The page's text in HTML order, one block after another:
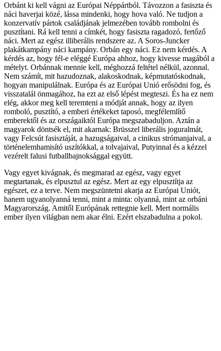
Orbánt ki kell vágni az Európai Néppártból. Távozzon a fasiszta és
náci haverjai közé, lássa mindenki, hogy hova való. Ne tudjon a
konzervatív pártok családjának jelmezében tovább rombolni és
pusztítani. Rá kell tenni a címkét, hogy fasiszta ragadozó, fertőző
náci. Mert az egész illiberális rendszere az. A Soros-Juncker
plakátkampány náci kampány. Orbán egy náci. Ez nem kérdés. A
kérdés az, hogy fél-e eléggé Európa ahhoz, hogy kivesse magából a
mételyt. Orbánnak mennie kell, méghozzá feltétel nélkül, azonnal.
Nem számít, mit hazudoznak, alakoskodnak, képmutatóskodnak,
hogyan manipulálnak. Európa és az Európai Unió erősödni fog, és
visszatalál önmagához, ha ezt az első lépést megteszi. És ha ez nem
elég, akkor meg kell teremteni a módját annak, hogy az ilyen
romboló, pusztító, a emberi értékeket taposó, megfélemlítő
emberektől és az országaiktól Európa megszabaduljon. Aztán a
magyarok döntsék el, mit akarnak: Brüsszel liberális joguralmát,
vagy Felcsút fasisztáját, a hazugságaival, a cinikus strómanjaival, a
történelemhamisító uszítókkal, a tolvajaival, Putyinnal és a kézzel
vezérelt falusi futballbajnoksággal együtt.
Vagy egyet kivágnak, és megmarad az egész, vagy egyet
megtartanak, és elpusztul az egész. Mert az egy elpusztítja az
egészet, ez a terve. Nem megszüntetni akarja az Európai Uniót,
hanem ugyanolyanná tenni, mint a minta: olyanná, mint az orbáni
Magyarország. Amitől Európának rettegnie kell. Mert normális
ember ilyen világban nem akar élni. Ezért elszabadulna a pokol.